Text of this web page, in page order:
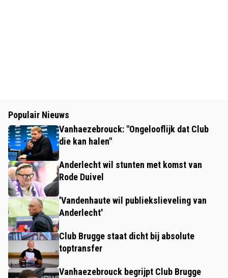
Populair Nieuws
Vanhaezebrouck: "Ongelooflijk dat Club
die kan halen"
Anderlecht wil stunten met komst van
Rode Duivel
'Vandenhaute wil publiekslieveling van
Anderlecht'
Club Brugge staat dicht bij absolute
toptransfer
Vanhaezebrouck begrijpt Club Brugge